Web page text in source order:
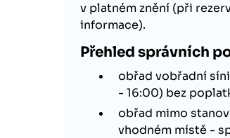
v platném znění (při
informace).
Přehled správních
obřad vobřadní
- 16:00) bez
obřad mimo
vhodném místě -